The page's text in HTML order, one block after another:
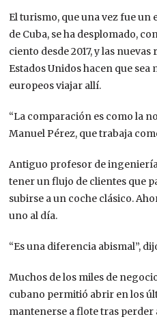
El turismo, que una vez fue
de Cuba, se ha desplomado,
ciento desde 2017, y las
Estados Unidos hacen que
europeos viajar allí.
“La comparación es como la
Manuel Pérez, que trabaja
Antiguo profesor de
tener un flujo de clientes que
subirse a un coche clásico.
uno al día.
“Es una diferencia abismal”,
Muchos de los miles de
cubano permitió abrir en los
mantenerse a flote tras